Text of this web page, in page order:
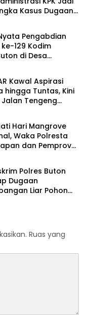
Kasus Dugaan
Pengabdian
ke-129 Kodim
di Desa
Satu Kampung
Kawal Aspirasi
hingga Tuntas, Kini
Jalan Tengeng
Hari Mangrove
Waka Polresta
dan Pemprov
Polres Buton
Dugaan
Liar Pohon
Ruas yang